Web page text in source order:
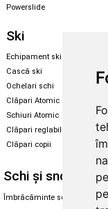
Powerslide
Ski
Echipament ski
Cască ski
Ochelari schi
Clăpari Atomic
Schiuri Atomic
Clăpari reglabili
Clăpari copii
Schi și
Îmbrăcăminte schi și